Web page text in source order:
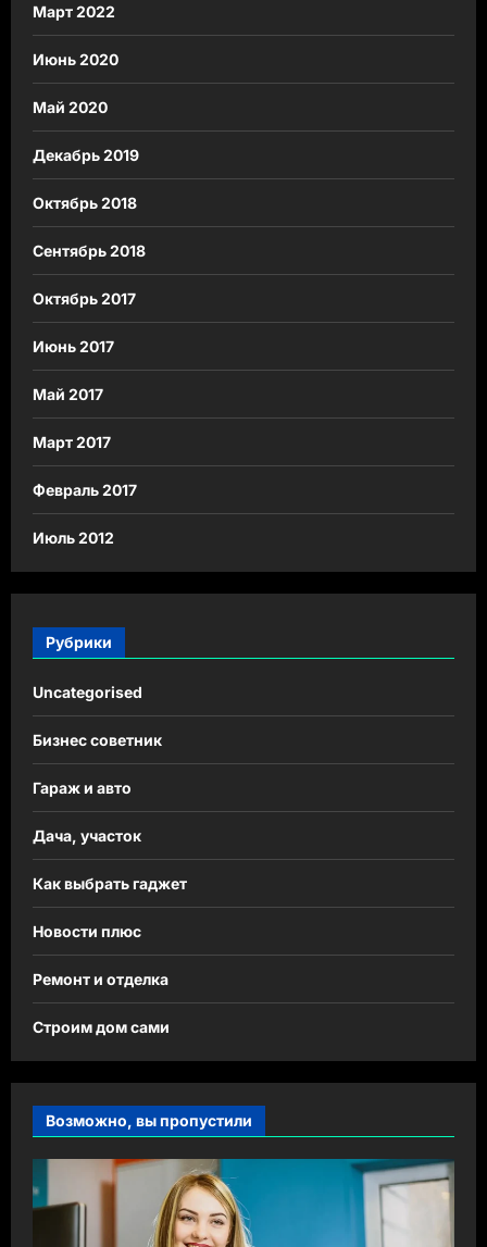
Март 2022
Июнь 2020
Май 2020
Декабрь 2019
Октябрь 2018
Сентябрь 2018
Октябрь 2017
Июнь 2017
Май 2017
Март 2017
Февраль 2017
Июль 2012
Рубрики
Uncategorised
Бизнес советник
Гараж и авто
Дача, участок
Как выбрать гаджет
Новости плюс
Ремонт и отделка
Строим дом сами
Возможно, вы пропустили